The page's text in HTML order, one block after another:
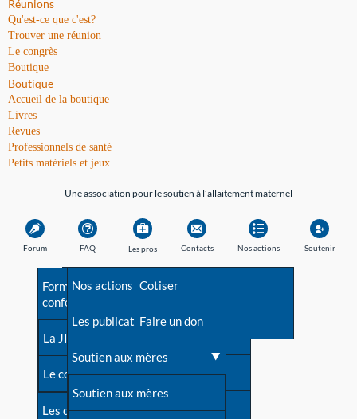
Réunions
Qu'est-ce que c'est?
Trouver une réunion
Le congrès
Boutique
Boutique
Accueil de la boutique
Livres
Revues
Professionnels de santé
Petits matériels et jeux
Une association pour le soutien à l’allaitement maternel
Forum FAQ
Avant la naissance
Les débuts
Une difficulté d'allaitement ?
Cas particuliers
Les pros
Formations et
conférences
La JIA
Le congrès
Les dossiers de l'allaitement
Contacts
Besoin d'aide?
Répertoire de tous les
contacts
Contact presse
Dossier de presse
Nos actions
Nos actions
Les publications
Soutien aux mères
Soutien aux mères
Soutenir
Cotiser
Faire un don